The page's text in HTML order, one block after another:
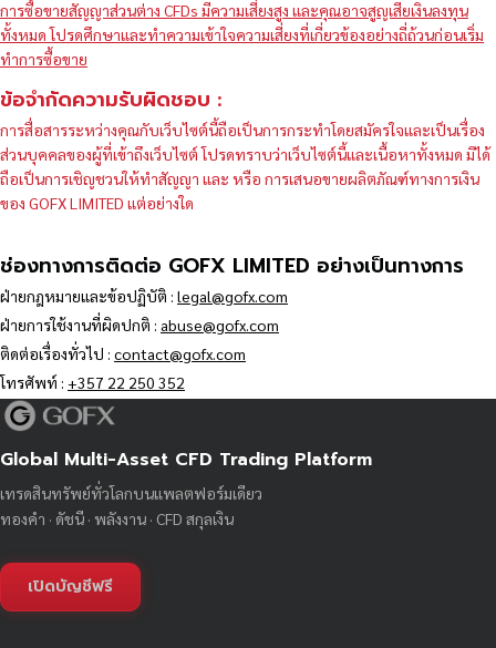
การซื้อขายสัญญาส่วนต่าง CFDs มีความเสี่ยงสูง และคุณอาจสูญเสียเงินลงทุน
ทั้งหมด โปรดศึกษาและทำความเข้าใจความเสี่ยงที่เกี่ยวข้องอย่างถี่ถ้วนก่อนเริ่ม
ทำการซื้อขาย
ข้อจำกัดความรับผิดชอบ :
การสื่อสารระหว่างคุณกับเว็บไซต์นี้ถือเป็นการกระทำโดยสมัครใจและเป็นเรื่อง
ส่วนบุคคลของผู้ที่เข้าถึงเว็บไซต์ โปรดทราบว่าเว็บไซต์นี้และเนื้อหาทั้งหมด มิได้
ถือเป็นการเชิญชวนให้ทำสัญญา และ หรือ การเสนอขายผลิตภัณฑ์ทางการเงิน
ของ GOFX LIMITED แต่อย่างใด
ช่องทางการติดต่อ GOFX LIMITED อย่างเป็นทางการ
ฝ่ายกฎหมายและข้อปฏิบัติ : legal@gofx.com
ฝ่ายการใช้งานที่ผิดปกติ : abuse@gofx.com
ติดต่อเรื่องทั่วไป : contact@gofx.com
โทรศัพท์ : +357 22 250 352
Global Multi-Asset CFD Trading Platform
เทรดสินทรัพย์ทั่วโลกบนแพลตฟอร์มเดียว
ทองคำ · ดัชนี · พลังงาน · CFD สกุลเงิน
เปิดบัญชีฟรี